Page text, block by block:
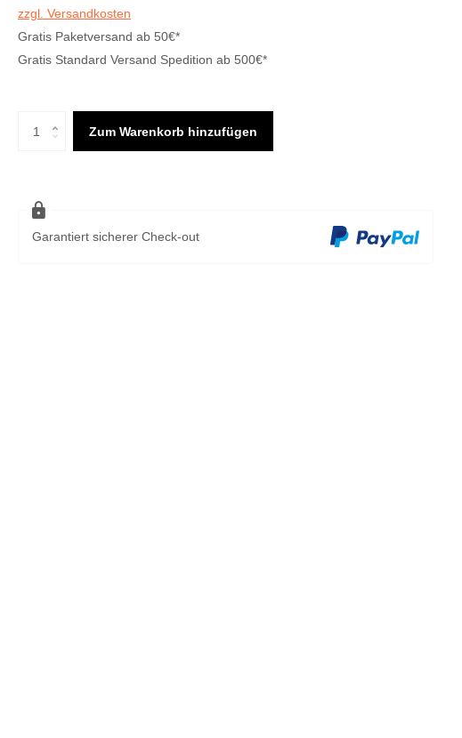
zzgl. Versandkosten
Gratis Paketversand ab 50€*
Gratis Standard Versand Spedition ab 500€*
Zum Warenkorb hinzufügen
Garantiert sicherer Check-out